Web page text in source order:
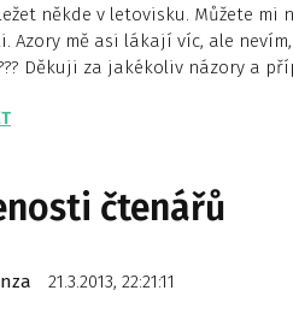
někde v letovisku. Můžete
Azory mě asi lákají víc, ale
Děkuji za jakékoliv názory a
čtenářů
21.3.2013, 22:21:11